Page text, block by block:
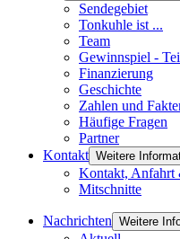
Sendegebiet
Tonkuhle ist ...
Team
Gewinnspiel -
Finanzierung
Geschichte
Zahlen und
Häufige Fragen
Partner
Kontakt Weitere
Kontakt, Anfahrt
Mitschnitte
Nachrichten Weitere